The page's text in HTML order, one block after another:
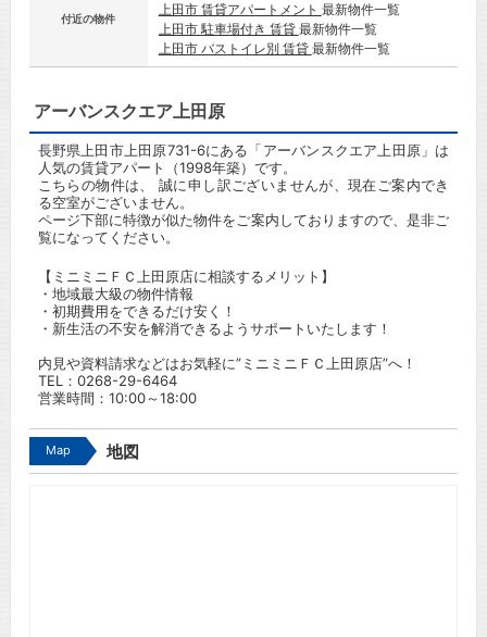
付近の物件
上田市 賃貸アパートメント 最新物件一覧
上田市 駐車場付き 賃貸 最新物件一覧
上田市 バストイレ別 賃貸 最新物件一覧
アーバンスクエア上田原
長野県上田市上田原731-6にある「アーバンスクエア上田原」は
人気の賃貸アパート（1998年築）です。
こちらの物件は、 誠に申し訳ございませんが、現在ご案内でき
る空室がございません。
ページ下部に特徴が似た物件をご案内しておりますので、是非ご
覧になってください。
【ミニミニＦＣ上田原店に相談するメリット】
・地域最大級の物件情報
・初期費用をできるだけ安く！
・新生活の不安を解消できるようサポートいたします！
内見や資料請求などはお気軽に”ミニミニＦＣ上田原店”へ！
TEL： 0268-29-6464
営業時間：10:00～18:00
Map 地図